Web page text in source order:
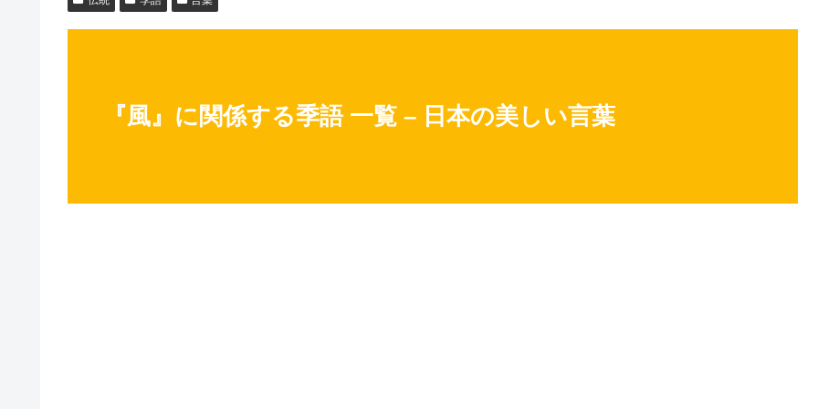
『風』に関係する季語 一覧 – 日本の美しい言葉